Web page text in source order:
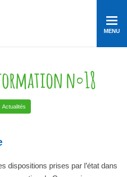
MENU
n°18
Actualités
dispositions prises par l’état dans